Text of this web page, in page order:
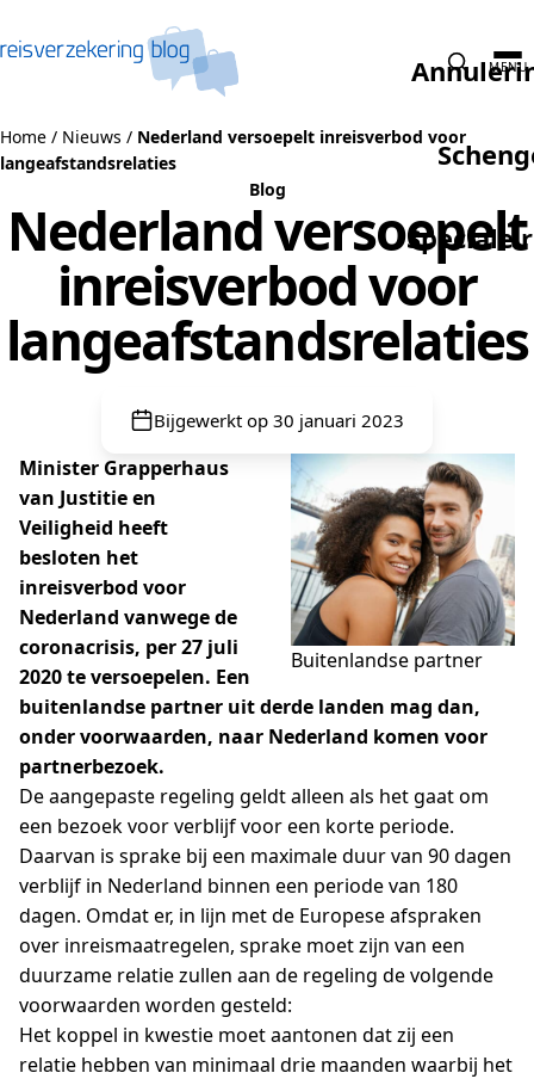
Speciale
MENU
Home / Nieuws / Nederland versoepelt inreisverbod voor
langeafstandsrelaties
Blog
Nederland versoepelt
inreisverbod voor
langeafstandsrelaties
Bijgewerkt op 30 januari 2023
Buitenlandse partner
Minister Grapperhaus
van Justitie en
Veiligheid heeft
besloten het
inreisverbod voor
Nederland vanwege de
coronacrisis, per 27 juli
2020 te versoepelen. Een
buitenlandse partner uit derde landen mag dan,
onder voorwaarden, naar Nederland komen voor
partnerbezoek.
De aangepaste regeling geldt alleen als het gaat om
een bezoek voor verblijf voor een korte periode.
Daarvan is sprake bij een maximale duur van 90 dagen
verblijf in Nederland binnen een periode van 180
dagen. Omdat er, in lijn met de Europese afspraken
over inreismaatregelen, sprake moet zijn van een
duurzame relatie zullen aan de regeling de volgende
voorwaarden worden gesteld:
Het koppel in kwestie moet aantonen dat zij een
relatie hebben van minimaal drie maanden waarbij het